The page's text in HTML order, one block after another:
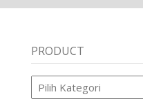
PRODUCT
Product